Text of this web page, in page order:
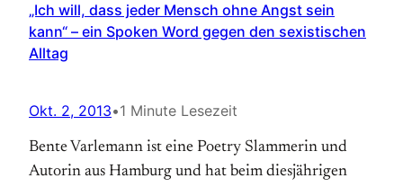
„Ich will, dass jeder Mensch ohne Angst sein
kann“ – ein Spoken Word gegen den sexistischen
Alltag
Okt. 2, 2013•1 Minute Lesezeit
Bente Varlemann ist eine Poetry Slammerin und
Autorin aus Hamburg und hat beim diesjährigen